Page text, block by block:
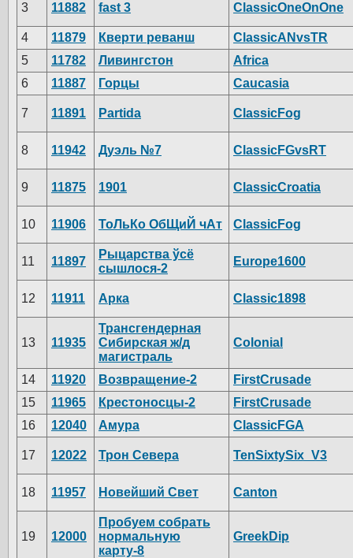
3 11882 fast 3 ClassicOneOnOne
4 11879 Кверти реванш
ClassicANvsTR
5
11782 Ливингстон
Africa
6
11887 Горцы Caucasia
7 11891 Partida ClassicFog
8 11942 Дуэль №7 ClassicFGvsRT
9 11875 1901 ClassicCroatia
10 11906 ТоЛьКо ОбЩиЙ чАт ClassicFog
11 11897
Рыцарства ўсё
сышлося-2
Europe1600
12 11911 Арка Classic1898
13 11935
Трансгендерная
Сибирская ж/д
магистраль
Colonial
14 11920 Возвращение-2
FirstCrusade
15
11965 Крестоносцы-2
FirstCrusade
16
12040 Амура ClassicFGA
17 12022 Трон Севера TenSixtySix_V3
18 11957 Новейший Свет Canton
19 12000
Пробуем собрать
нормальную
карту-8
GreekDip